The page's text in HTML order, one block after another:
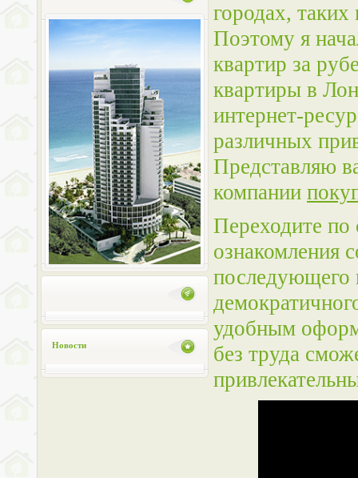
Новости
городах,
Поэтому я
квартир за
квартиры в
интернет-
различных
Представляю
компании
Переходите по
ознакомления
последующего
удобным
без труда